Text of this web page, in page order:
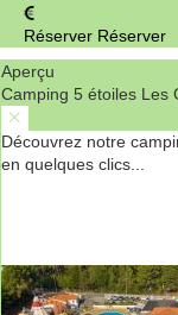
Réserver Réserver
Aperçu
Camping 5 étoiles Les
Découvrez notre
en quelques clics...